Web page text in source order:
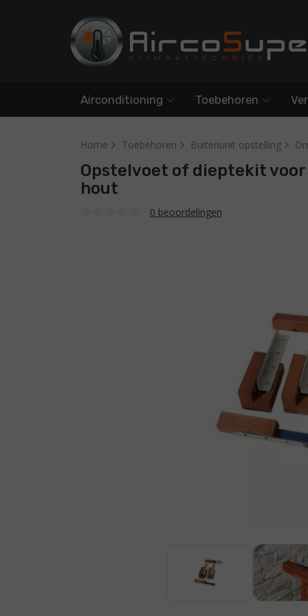
Airconditioning Toebehoren
Home Toebehoren Buitenunit opstelling
Opstelvoet of dieptekit
hout
0 beoordelingen